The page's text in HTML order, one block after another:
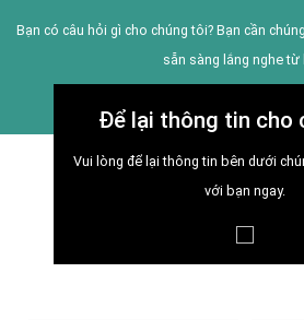
Bạn có câu hỏi gì cho chúng tôi? Bạn cần
sẵn sàng lắng nghe từ
Để lại thông tin cho
Vui lòng để lại thông tin bên dưới
với bạn ngay.